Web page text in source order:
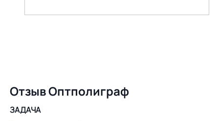
Отзыв Оптполиграф
ЗАДАЧА